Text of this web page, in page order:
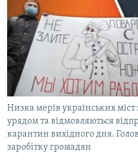
ВІДЕОУРОКИ «ELIFBE»
СВІДЧЕННЯ ОКУПАЦІЇ
УКРАЇНСЬКА ПРОБЛЕМА КРИМУ
ІНФОГРАФІКА
Русский
Qırımtatar
ДОЛУЧАЙСЯ!
Усі сайти RFE/RL
Низка мерів українських
урядом та відмовляються
карантин вихідного дня.
заробітку громадян